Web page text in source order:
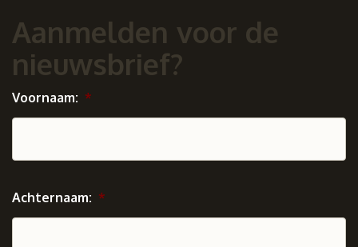
Aanmelden voor de
nieuwsbrief?
Voornaam: *
Achternaam: *